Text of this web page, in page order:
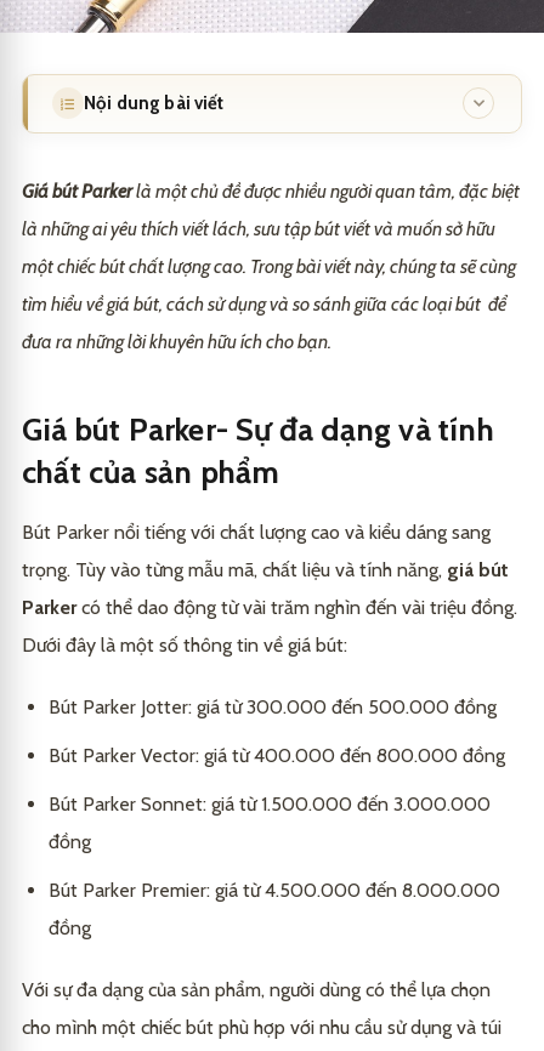
Nội dung bài viết
phẩm
2 Cách sử dụng bút Parker
2.2 Thay đổi mực bút
3 So sánh giá bút Parker
Bút Parker Jotter và Vector
Bút Parker Sonnet và Premier
Những câu hỏi thường gặp về giá bút Parker
5.1 Bút Parker có phải là hàng chính hãng không?
5.2
Giá của bút Parker cao hơn so với các loại bút viết
Có nên đầu tư vào bút Parker cao cấp?
Bút Parker có thể làm quà tặng cho người thân và
đối tác không?
6 Kết luận
Giá bút Parkerlà một chủ đề được nhiều người quan tâm, đặc biệt
là những ai yêu thích viết lách, sưu tập bút viết và muốn sở hữu
một chiếc bút chất lượng cao. Trong bài viết này, chúng ta sẽ cùng
tìm hiểu về giá bút, cách sử dụng và so sánh giữa các loại bút để
đưa ra những lời khuyên hữu ích cho bạn.
Giá bút Parker- Sự đa dạng và tính
chất của sản phẩm
Bút Parker nổi tiếng với chất lượng cao và kiểu dáng sang
trọng. Tùy vào từng mẫu mã, chất liệu và tính năng, giá bút
Parkercó thể dao động từ vài trăm nghìn đến vài triệu đồng.
Dưới đây là một số thông tin về giá bút:
Bút Parker Jotter: giá từ 300.000 đến 500.000 đồng
Bút Parker Vector: giá từ 400.000 đến 800.000 đồng
Bút Parker Sonnet: giá từ 1.500.000 đến 3.000.000
đồng
Bút Parker Premier: giá từ 4.500.000 đến 8.000.000
đồng
Với sự đa dạng của sản phẩm, người dùng có thể lựa chọn
cho mình một chiếc bút phù hợp với nhu cầu sử dụng và túi